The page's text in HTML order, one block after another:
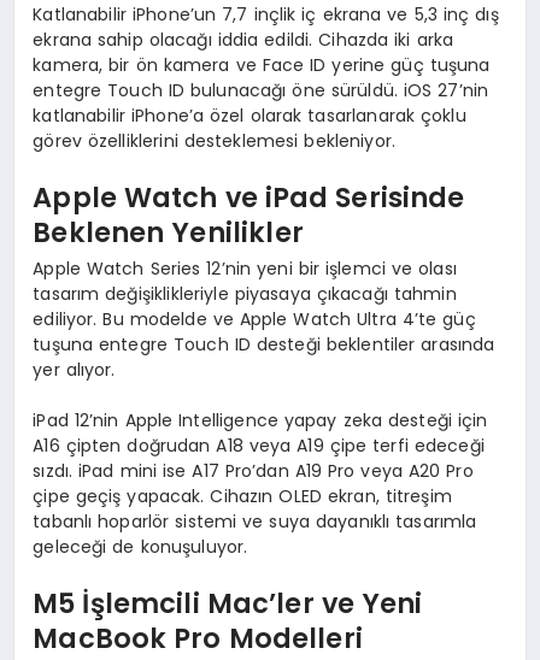
Katlanabilir iPhone’un 7,7 inçlik iç ekrana ve 5,3 inç dış
ekrana sahip olacağı iddia edildi. Cihazda iki arka
kamera, bir ön kamera ve Face ID yerine güç tuşuna
entegre Touch ID bulunacağı öne sürüldü. iOS 27’nin
katlanabilir iPhone’a özel olarak tasarlanarak çoklu
görev özelliklerini desteklemesi bekleniyor.
Apple Watch ve iPad Serisinde
Beklenen Yenilikler
Apple Watch Series 12’nin yeni bir işlemci ve olası
tasarım değişiklikleriyle piyasaya çıkacağı tahmin
ediliyor. Bu modelde ve Apple Watch Ultra 4’te güç
tuşuna entegre Touch ID desteği beklentiler arasında
yer alıyor.
iPad 12’nin Apple Intelligence yapay zeka desteği için
A16 çipten doğrudan A18 veya A19 çipe terfi edeceği
sızdı. iPad mini ise A17 Pro’dan A19 Pro veya A20 Pro
çipe geçiş yapacak. Cihazın OLED ekran, titreşim
tabanlı hoparlör sistemi ve suya dayanıklı tasarımla
geleceği de konuşuluyor.
M5 İşlemcili Mac’ler ve Yeni
MacBook Pro Modelleri